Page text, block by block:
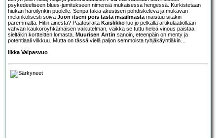
psykedeeliseen blues-jumitukseen nimensä mukaisessa hengessä. Kurkistetaan
hiukan häröilynkin puolelle. Senpä takia akustisen pohdiskeleva ja mukavan
melankolisesti soiva Juon itseni pois tästä maailmasta maistuu sitäkin
paremmalta. Hitin ainesta? Päätösraita Kaislikko luo jo pelkällä artikulaatiollaan
vahvan kaukoröyhkämäisen vaikutelman, vaikka se tuttu heleä vinous paistaa
sieltäkin kortteitten lomasta. Muurisen Antin sanoin, eteenpäin on menty ja
potentiaali vilkkuu. Mutta on tässä vielä paljon semmoista tyhjäkäyntiäkin…
Ilkka Valpasvuo